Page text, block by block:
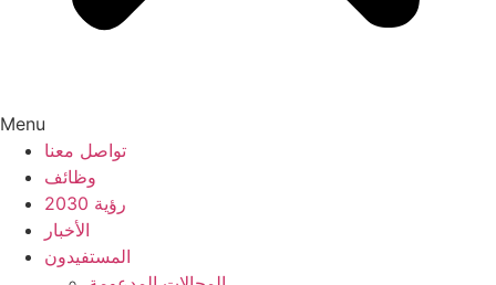
Menu
تواصل معنا
وظائف
رؤية 2030
الأخبار
المستفيدون